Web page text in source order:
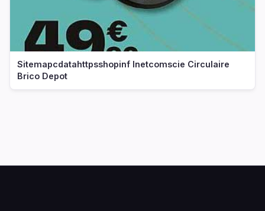
Sitemapcdatahttpsshopinf Inetcomscie Circulaire
Brico Depot